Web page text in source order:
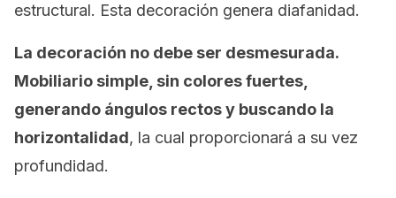
estructural. Esta decoración genera diafanidad.
La decoración no debe ser desmesurada.
Mobiliario simple, sin colores fuertes,
generando ángulos rectos y buscando la
horizontalidad, la cual proporcionará a su vez
profundidad.